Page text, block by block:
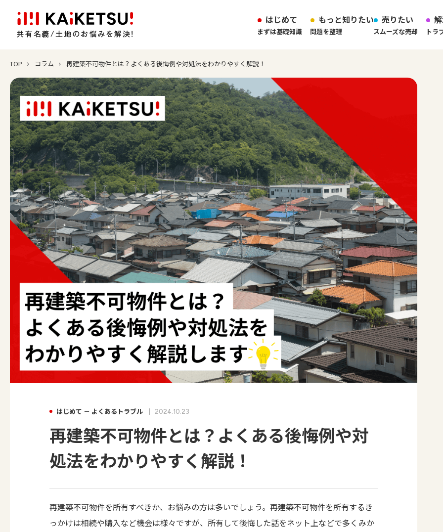
はじめて
まずは基礎知識
もっと知りたい
問題を整理
売りたい
スムーズな売却 トラ
TOP コラム 再建築不可物件とは？よくある後悔例や対処法をわかりやすく解説！
はじめて － よくあるトラブル 2024.10.23
再建築不可物件とは？よくある後悔例や対
処法をわかりやすく解説！
再建築不可物件を所有すべきか、お悩みの方は多いでしょう。再建築不可物件を所有するき
っかけは相続や購入など機会は様々ですが、所有して後悔した話をネット上などで多くみか